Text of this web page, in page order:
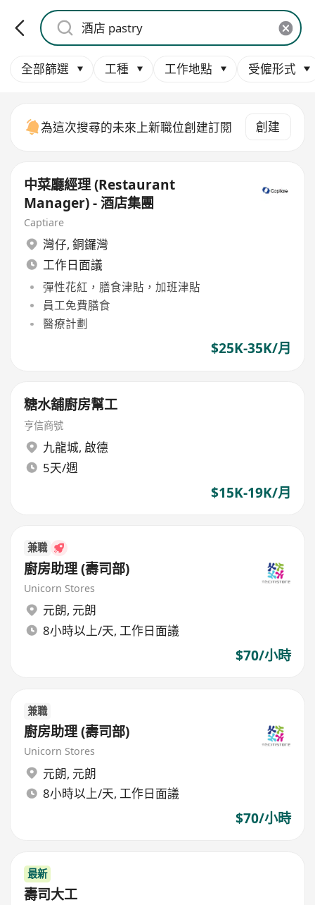
全部篩選 工種 工作地點 受僱形式
為這次搜尋的未來上新職位創建訂閱 創建
中菜廳經理 (Restaurant
Manager) - 酒店集團
Captiare
灣仔, 銅鑼灣
工作日面議
彈性花紅，膳食津貼，加班津貼
員工免費膳食
醫療計劃
$25K-35K/月
糖水舖廚房幫工
亨信商號
九龍城, 啟德
5天/週
$15K-19K/月
兼職
廚房助理 (壽司部)
Unicorn Stores
元朗, 元朗
8小時以上/天, 工作日面議
$70/小時
兼職
廚房助理 (壽司部)
Unicorn Stores
元朗, 元朗
8小時以上/天, 工作日面議
$70/小時
最新
壽司大工